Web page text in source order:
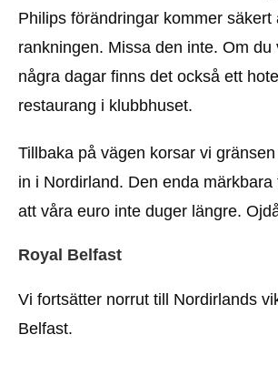
Philips förändringar kommer säkert
rankningen. Missa den inte. Om du
några dagar finns det också ett
restaurang i klubbhuset.
Tillbaka på vägen korsar vi
in i Nordirland. Den enda
att våra euro inte duger längre.
Royal Belfast
Vi fortsätter norrut till Nordirlands
Belfast.